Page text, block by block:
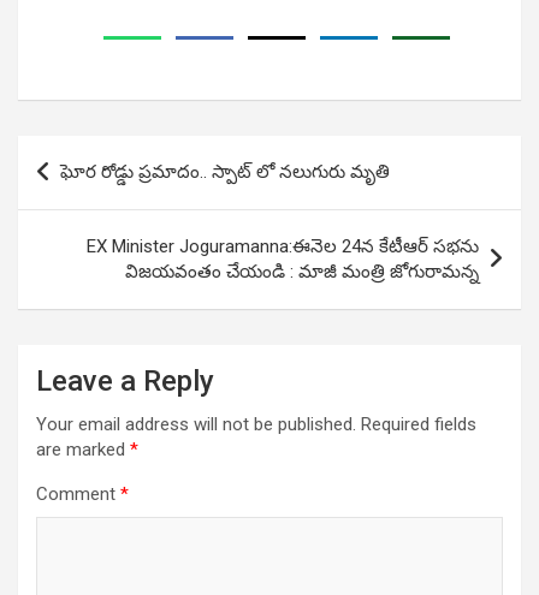
Post
navigation
ఘోర రోడ్డు ప్రమాదం.. స్పాట్ లో నలుగురు మృతి
EX Minister Joguramanna:ఈనెల 24న కేటీఆర్ స‌భ‌ను
విజ‌య‌వంతం చేయండి : మాజీ మంత్రి జోగురామ‌న్న‌
Leave a Reply
Your email address will not be published. Required fields
are marked *
Comment *